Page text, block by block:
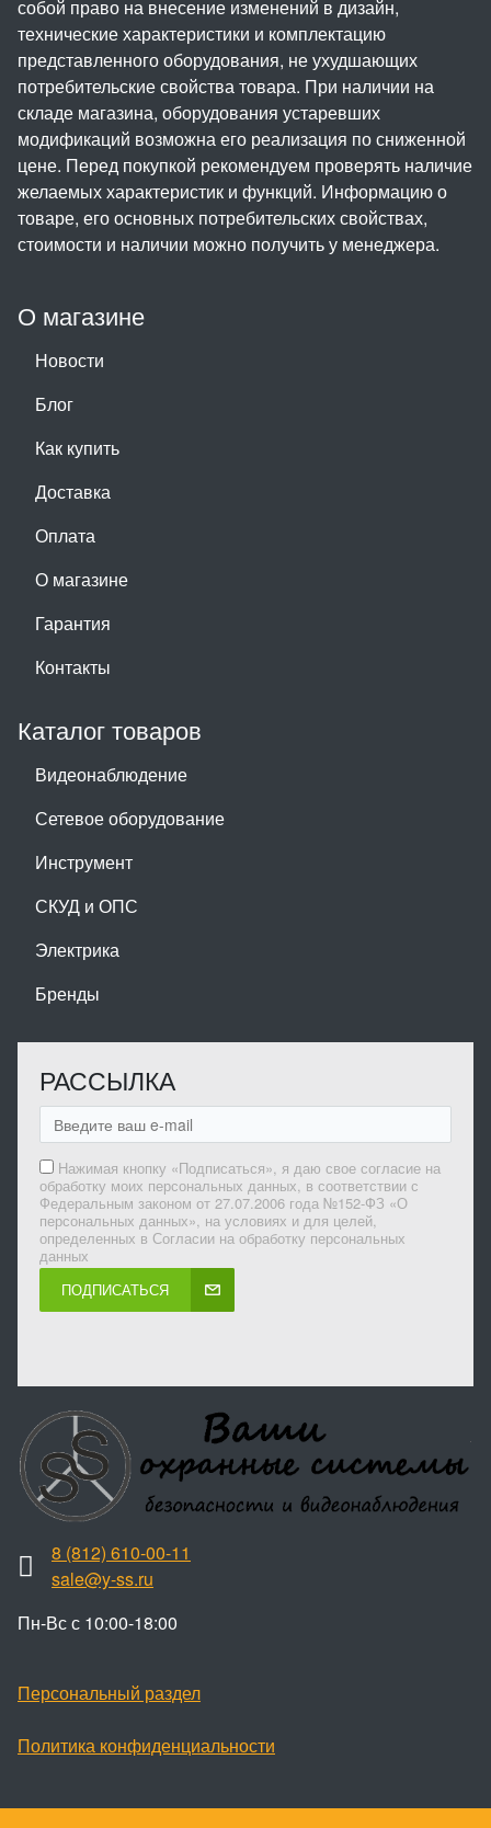
О магазине
Новости
Блог
Как купить
Доставка
Оплата
О магазине
Гарантия
Контакты
Каталог товаров
Видеонаблюдение
Сетевое оборудование
Инструмент
СКУД и ОПС
Электрика
Бренды
РАССЫЛКА
Нажимая кнопку «Подписаться», я даю свое согласие на
обработку моих персональных данных, в соответствии с
Федеральным законом от 27.07.2006 года №152-ФЗ «О
персональных данных», на условиях и для целей,
определенных в Согласии на обработку персональных
данных
ПОДПИСАТЬСЯ
8 (812) 610-00-11
sale@y-ss.ru
Пн-Вс с 10:00-18:00
Персональный раздел
Политика конфиденциальности
собой право на внесение изменений в дизайн,
технические характеристики и комплектацию
представленного оборудования, не ухудшающих
потребительские свойства товара. При наличии на
складе магазина, оборудования устаревших
модификаций возможна его реализация по сниженной
цене. Перед покупкой рекомендуем проверять наличие
желаемых характеристик и функций. Информацию о
товаре, его основных потребительских свойствах,
стоимости и наличии можно получить у менеджера.